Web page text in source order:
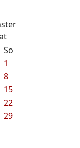
So
1
8
15
22
29